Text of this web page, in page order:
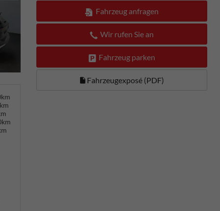
Fahrzeug anfragen
Wir rufen Sie an
Fahrzeug parken
Fahrzeugexposé (PDF)